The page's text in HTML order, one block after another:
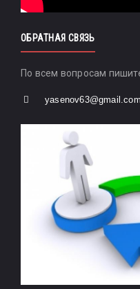
ОБРАТНАЯ СВЯЗЬ
По всем вопросам
yasenov63@gmail.com